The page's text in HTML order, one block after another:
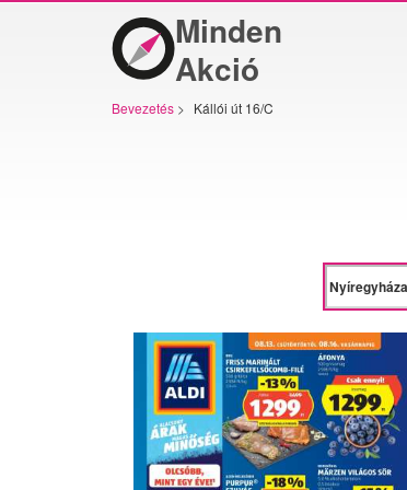
Minden
Akció
Bevezetés > Kállói út 16/C